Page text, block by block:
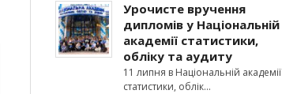
Урочисте вручення
дипломів у Національній
академії статистики,
обліку та аудиту
11 липня в Національній академії
статистики, облік